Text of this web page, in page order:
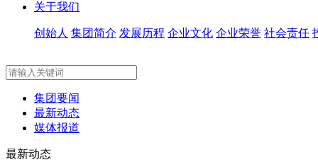
关于我们
创始人 集团简介 发展历程 企业文化 企业荣誉 社会责任
集团要闻
最新动态
媒体报道
最新动态